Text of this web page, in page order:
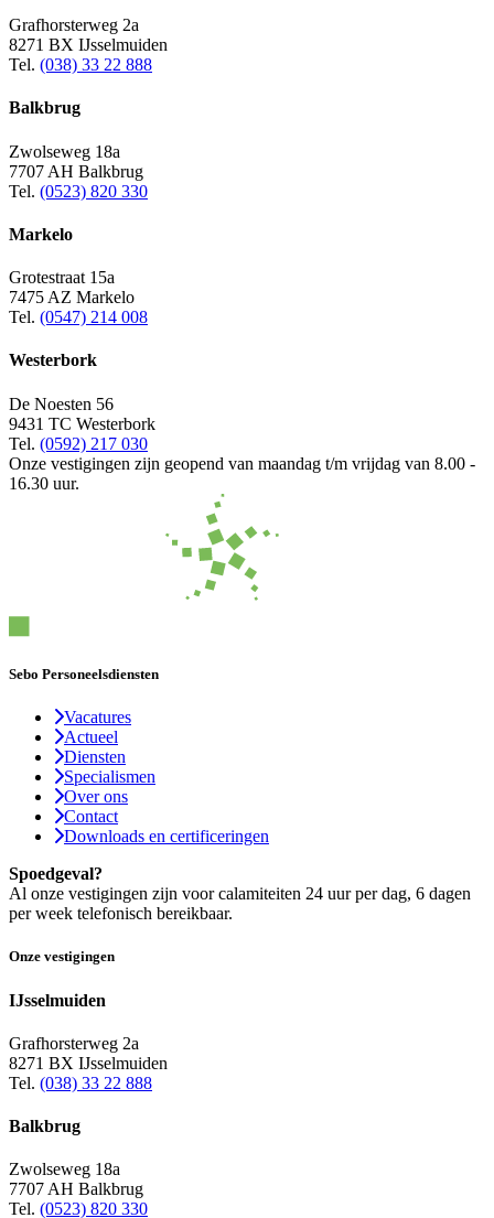
Grafhorsterweg 2a
8271 BX IJsselmuiden
Tel. (038) 33 22 888
Balkbrug
Zwolseweg 18a
7707 AH Balkbrug
Tel. (0523) 820 330
Markelo
Grotestraat 15a
7475 AZ Markelo
Tel. (0547) 214 008
Westerbork
De Noesten 56
9431 TC Westerbork
Tel. (0592) 217 030
Onze vestigingen zijn geopend van maandag t/m vrijdag van 8.00 -
16.30 uur.
Sebo Personeelsdiensten
Vacatures
Actueel
Diensten
Specialismen
Over ons
Contact
Downloads en certificeringen
Spoedgeval?
Al onze vestigingen zijn voor calamiteiten 24 uur per dag, 6 dagen
per week telefonisch bereikbaar.
Onze vestigingen
IJsselmuiden
Grafhorsterweg 2a
8271 BX IJsselmuiden
Tel. (038) 33 22 888
Balkbrug
Zwolseweg 18a
7707 AH Balkbrug
Tel. (0523) 820 330